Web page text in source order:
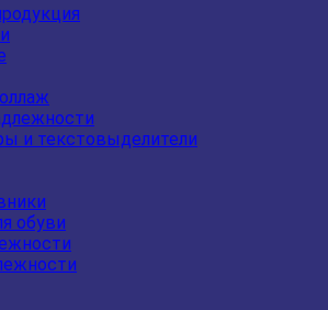
и текстовыделители
обуви